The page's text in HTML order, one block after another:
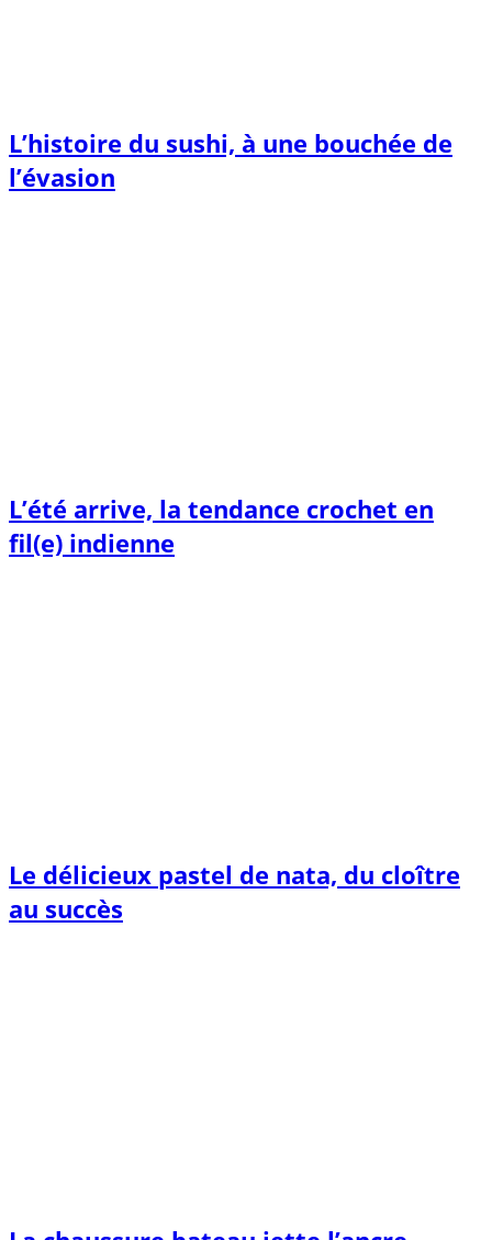
L’histoire du sushi, à une bouchée de
l’évasion
L’été arrive, la tendance crochet en
fil(e) indienne
Le délicieux pastel de nata, du cloître
au succès